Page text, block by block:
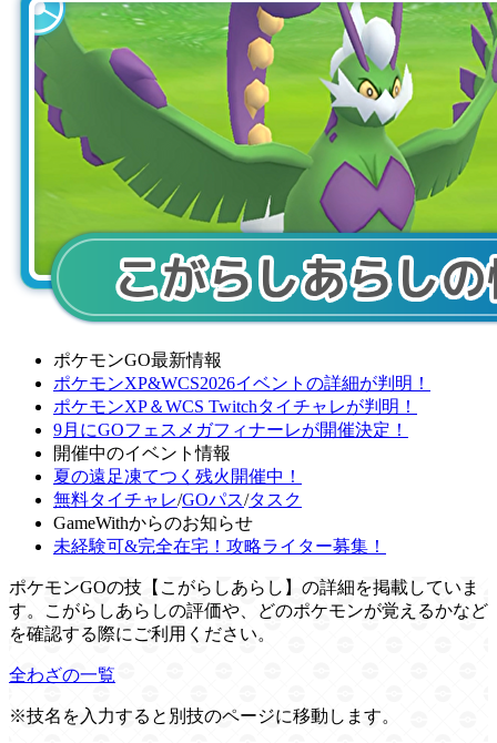
ポケモンGO最新情報
ポケモンXP&WCS2026イベントの詳細が判明！
ポケモンXP＆WCS Twitchタイチャレが判明！
9月にGOフェスメガフィナーレが開催決定！
開催中のイベント情報
夏の遠足凍てつく残火開催中！
無料タイチャレ/GOパス/タスク
GameWithからのお知らせ
未経験可&完全在宅！攻略ライター募集！
ポケモンGOの技【こがらしあらし】の詳細を掲載していま
す。こがらしあらしの評価や、どのポケモンが覚えるかなど
を確認する際にご利用ください。
全わざの一覧
※技名を入力すると別技のページに移動します。